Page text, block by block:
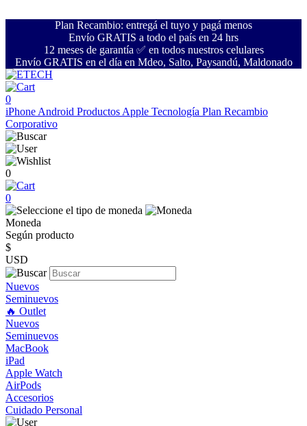
Plan Recambio: entregá el tuyo y pagá menos
Envío GRATIS a todo el país en 24 hrs
12 meses de garantía ✅ en todos nuestros celulares
Envío GRATIS en el día en Mdeo, Salto, Paysandú, Maldonado
0
iPhone Android Productos Apple Tecnología Plan Recambio
Corporativo
0
0
Moneda
Según producto
$
USD
Nuevos
Seminuevos
🔥 Outlet
Nuevos
Seminuevos
MacBook
iPad
Apple Watch
AirPods
Accesorios
Cuidado Personal